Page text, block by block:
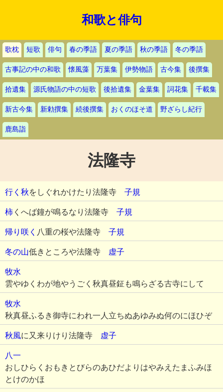
和歌と俳句
歌枕 短歌 俳句 春の季語 夏の季語 秋の季語 冬の季語
古事記の中の和歌 懐風藻 万葉集 伊勢物語 古今集 後撰集
拾遺集 源氏物語の中の短歌 後拾遺集 金葉集 詞花集 千載集
新古今集 新勅撰集 続後撰集 おくのほそ道 野ざらし紀行
鹿島詣
法隆寺
行く秋をしぐれかけたり法隆寺 子規
柿 くへば鐘が鳴るなり法隆寺 子規
帰り咲く 八重の桜や法隆寺 子規
冬の山低きところや法隆寺 虚子
牧水
雲やゆくわが地やうごく秋真昼鉦も鳴らざる古寺にして
牧水
秋真昼ふるき御寺にわれ一人立ちぬあゆみぬ何のにほひぞ
秋風に又来りけり法隆寺 虚子
八一
おしひらくおもきとびらのあひだよりはやみえたまふみほ
とけのかほ